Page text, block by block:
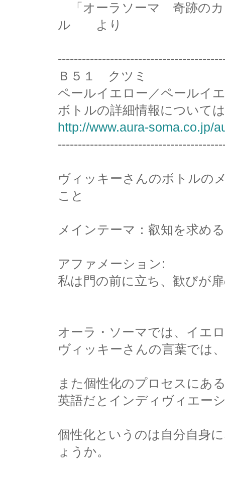
「オーラソーマ 奇跡のカ
ル より
Ｂ５１ クツミ
ペールイエロー／ペールイ
ボトルの詳細情報について
http://www.aura-soma.co.jp/
ヴィッキーさんのボトルの
こと
メインテーマ：叡知を求め
アファメーション:
私は門の前に立ち、歓びが
オーラ・ソーマでは、イエ
ヴィッキーさんの言葉では
また個性化のプロセスにあ
英語だとインディヴィエー
個性化というのは自分自身
ょうか。